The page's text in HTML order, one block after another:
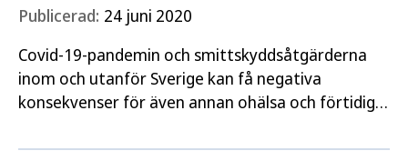
Publicerad: 24 juni 2020
Covid-19-pandemin och smittskyddsåtgärderna
inom och utanför Sverige kan få negativa
konsekvenser för även annan ohälsa och förtidig
tänkbara negativa konsekvenser…